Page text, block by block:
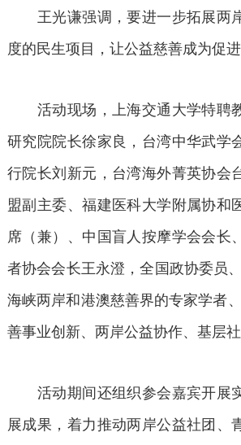
王光谦强调，要进一步拓展两岸
度的民生项目，让公益慈善成为促
活动现场，上海交通大学特聘教
研究院院长徐家良，台湾中华武学
行院长刘新元，台湾海外菁英协会
盟副主委、福建医科大学附属协和
席（兼）、中国盲人按摩学会会长
者协会会长王永澄，全国政协委员
海峡两岸和港澳慈善界的专家学者
善事业创新、两岸公益协作、基层
活动期间还组织参会嘉宾开展实
展成果，着力推动两岸公益社团、